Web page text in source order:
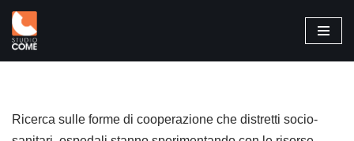
Vai
al
Ricerca sulle forme di cooperazione che distretti socio-